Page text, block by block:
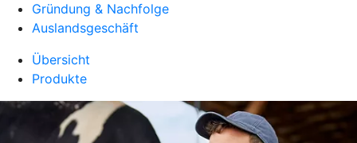
Gründung & Nachfolge
Auslandsgeschäft
Übersicht
Produkte